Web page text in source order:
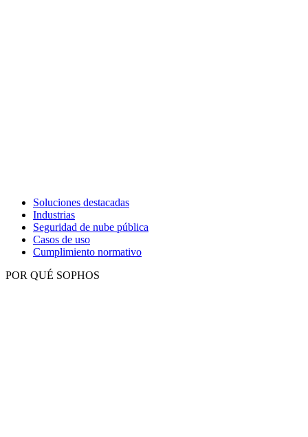
Soluciones destacadas
Industrias
Seguridad de nube pública
Casos de uso
Cumplimiento normativo
POR QUÉ SOPHOS